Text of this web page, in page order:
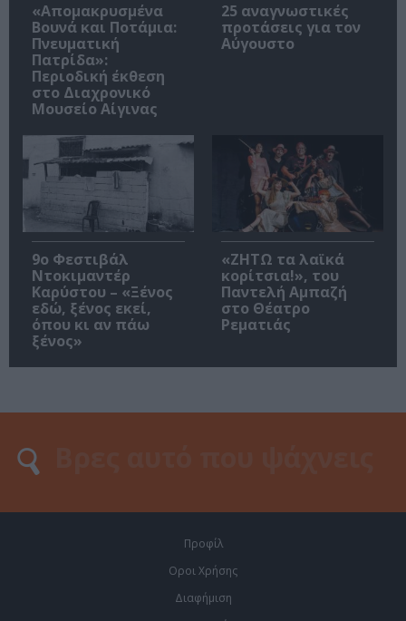
«Απομακρυσμένα
Βουνά και Ποτάμια:
Πνευματική
Πατρίδα»:
Περιοδική έκθεση
στο Διαχρονικό
Μουσείο Αίγινας
25 αναγνωστικές
προτάσεις για τον
Αύγουστο
9ο Φεστιβάλ
Ντοκιμαντέρ
Καρύστου – «Ξένος
εδώ, ξένος εκεί,
όπου κι αν πάω
ξένος»
«ΖΗΤΩ τα λαϊκά
κορίτσια!», του
Παντελή Αμπαζή
στο Θέατρο
Ρεματιάς
Προφίλ
Οροι Χρήσης
Διαφήμιση